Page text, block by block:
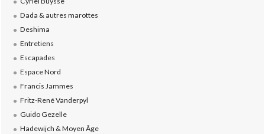
Dada & autres marottes
Deshima
Entretiens
Escapades
Espace Nord
Francis Jammes
Fritz-René Vanderpyl
Guido Gezelle
Hadewijch & Moyen Âge